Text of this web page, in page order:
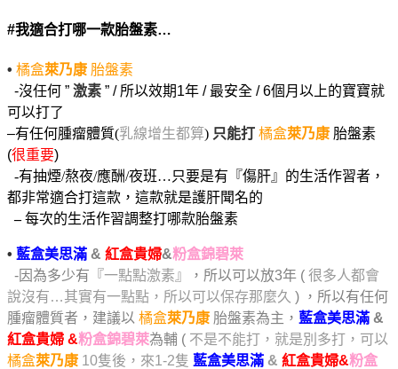
#我適合打哪一款胎盤素…
• 橘盒萊乃康 胎盤素
-沒任何 ” 激素 ” / 所以效期1年 / 最安全 / 6個月以上的寶寶就
可以打了
–有任何腫瘤體質(乳線增生都算) 只能打 橘盒萊乃康 胎盤素
(很重要)
-有抽煙/熬夜/應酬/夜班…只要是有『傷肝』的生活作習者，
都非常適合打這款，這款就是護肝聞名的
–每次的生活作習調整打哪款胎盤素
• 藍盒美思滿 & 紅盒貴婦&粉盒錦碧萊
-因為多少有『一點點激素 』，所以可以放3年 ( 很多人都會
說沒有…其實有一點點，所以可以保存那麼久 ) ，所以有任何
腫瘤體質者，建議以 橘盒萊乃康 胎盤素為主， 藍盒美思滿 &
紅盒貴婦 &粉盒錦碧萊為輔 ( 不是不能打，就是別多打，可以
橘盒萊乃康 10隻後，來1-2隻 藍盒美思滿 & 紅盒貴婦&粉盒